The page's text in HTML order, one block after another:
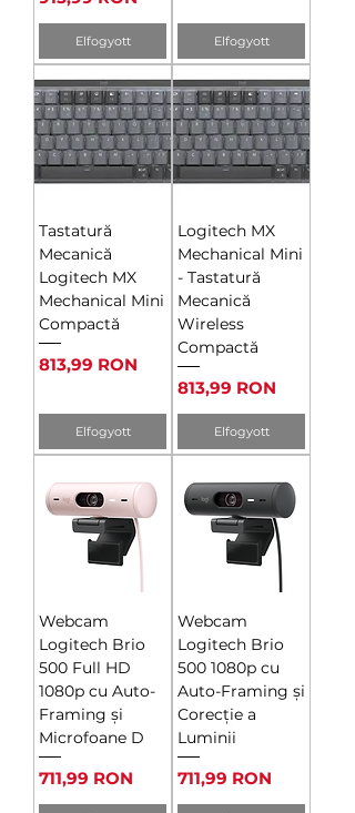
Elfogyott Elfogyott
Tastatură
Mecanică
Logitech MX
Mechanical Mini
Compactă
Ár
813,99 RON
Elfogyott
Logitech MX
Mechanical Mini
- Tastatură
Mecanică
Wireless
Compactă
Ár
813,99 RON
Elfogyott
Webcam
Logitech Brio
500 Full HD
1080p cu Auto-
Framing și
Microfoane D
Ár
711,99 RON
Webcam
Logitech Brio
500 1080p cu
Auto-Framing și
Corecție a
Luminii
Ár
711,99 RON